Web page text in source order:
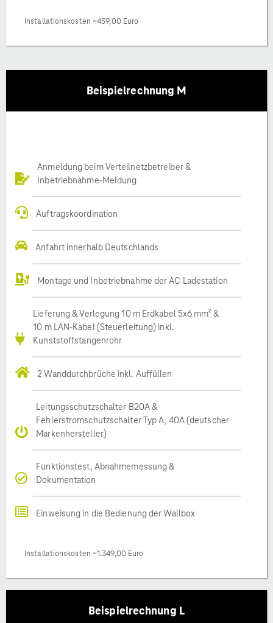
Installationskosten ~459,00 Euro
Beispielrechnung M
Anmeldung beim Verteilnetzbetreiber &
Inbetriebnahme-Meldung
Auftragskoordination
Anfahrt innerhalb Deutschlands
Montage und Inbetriebnahme der AC Ladestation
Lieferung & Verlegung 10 m Erdkabel 5x6 mm² &
10 m LAN-Kabel (Steuerleitung) inkl.
Kunststoffstangenrohr
2 Wanddurchbrüche inkl. Auffüllen
Leitungsschutzschalter B20A &
Fehlerstromschutzschalter Typ A, 40A (deutscher
Markenhersteller)
Funktionstest, Abnahmemessung &
Dokumentation
Einweisung in die Bedienung der Wallbox
Installationskosten ~1.349,00 Euro
Beispielrechnung L